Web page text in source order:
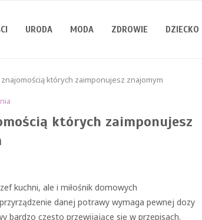
URODA MODA ZDROWIE DZIECKO
których zaimponujesz znajomym
których zaimponujesz
kuchni, ale i miłośnik domowych
danej potrawy wymaga pewnej dozy
bardzo często przewijające się w przepisach.